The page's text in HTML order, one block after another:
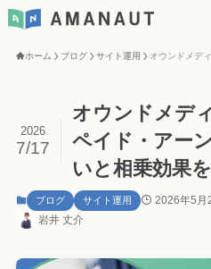
ホーム ブログ サイト運用
オウンドメデ
ペイド・アー
いと相乗効果
2026
7/17
ブログ サイト運用 2026年5月
岩井 丈介